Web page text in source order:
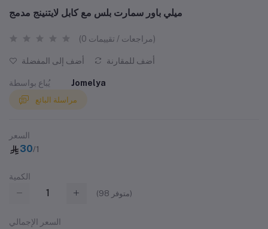
ميلي باور سمارت بلس مع كابل لايتنينج مدمج
(0 مراجعات / تقييمات)
أضف إلى المفضلة أضف للمقارنة
يُباع بواسطة Jomelya
مراسلة البائع
السعر
30/1
الكمية
(98 متوفر)
السعر الإجمالي